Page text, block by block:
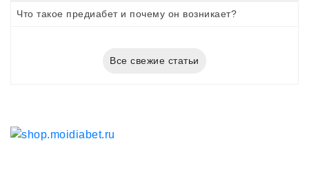
Что такое предиабет и почему он возникает?
Все свежие статьи